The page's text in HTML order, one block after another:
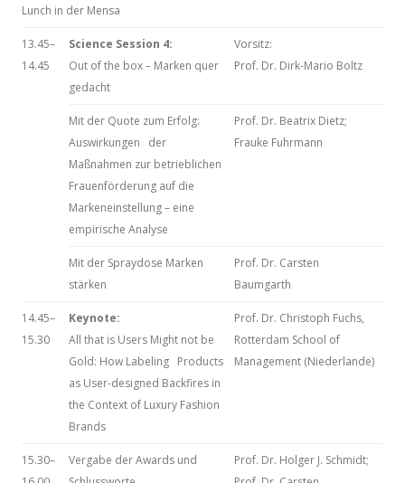
Lunch in der Mensa
13.45–
14.45
Science Session 4:
Out of the box – Marken quer
gedacht
Vorsitz:
Prof. Dr. Dirk-Mario Boltz
Mit der Quote zum Erfolg:
Auswirkungen der
Maßnahmen zur betrieblichen
Frauenförderung auf die
Markeneinstellung – eine
empirische Analyse
Prof. Dr. Beatrix Dietz;
Frauke Fuhrmann
Mit der Spraydose Marken
stärken
Prof. Dr. Carsten
Baumgarth
14.45–
15.30
Keynote:
All that is Users Might not be
Gold: How Labeling Products
as User-designed Backfires in
the Context of Luxury Fashion
Brands
Prof. Dr. Christoph Fuchs,
Rotterdam School of
Management (Niederlande)
15.30–
Vergabe der Awards und
Prof. Dr. Holger J. Schmidt;